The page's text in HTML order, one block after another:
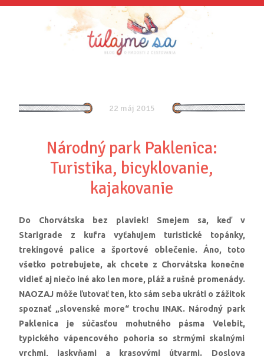
22 máj 2015
Národný park Paklenica:
Turistika, bicyklovanie,
kajakovanie
Do Chorvátska bez plaviek! Smejem sa, keď v
Starigrade z kufra vyťahujem turistické topánky,
trekingové palice a športové oblečenie. Áno, toto
všetko potrebujete, ak chcete z Chorvátska konečne
vidieť aj niečo iné ako len more, pláž a rušné promenády.
NAOZAJ môže ľutovať ten, kto sám seba ukráti o zážitok
spoznať „slovenské more“ trochu INAK. Národný park
Paklenica je súčasťou mohutného pásma Velebit,
typického vápencového pohoria so strmými skalnými
vrchmi, jaskyňami a krasovými útvarmi. Doslova